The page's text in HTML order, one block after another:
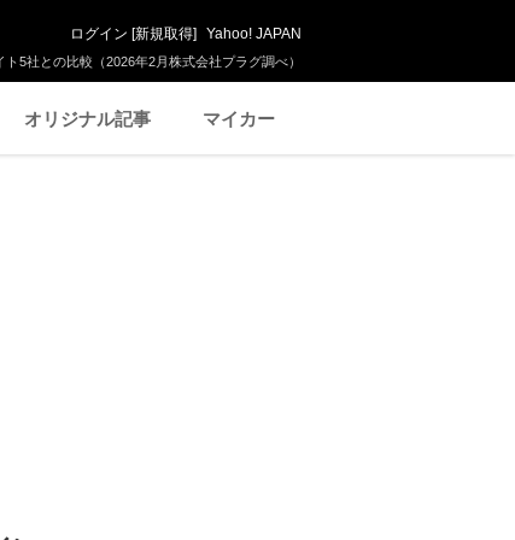
5社との比較（2026年2月株式会社プラグ調べ）
ログイン [新規取得] Yahoo! JAPAN
オリジナル記事 マイカー